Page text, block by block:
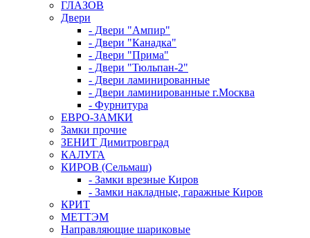
ГЛАЗОВ
Двери
- Двери "Ампир"
- Двери "Канадка"
- Двери "Прима"
- Двери "Тюльпан-2"
- Двери ламинированные
- Двери ламинированные г.Москва
- Фурнитура
ЕВРО-ЗАМКИ
Замки прочие
ЗЕНИТ Димитровград
КАЛУГА
КИРОВ (Сельмаш)
- Замки врезные Киров
- Замки накладные, гаражные Киров
КРИТ
МЕТТЭМ
Направляющие шариковые